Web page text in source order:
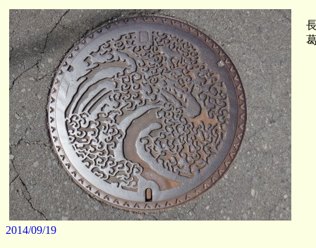
長
葛
2014/09/19